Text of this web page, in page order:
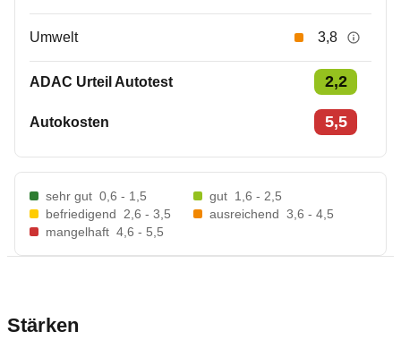
Umwelt 3,8
ADAC Urteil Autotest 2,2
Autokosten 5,5
sehr gut 0,6 - 1,5 gut 1,6 - 2,5
befriedigend
2,6 - 3,5 ausreichend 3,6 - 4,5
mangelhaft 4,6 - 5,5
Stärken